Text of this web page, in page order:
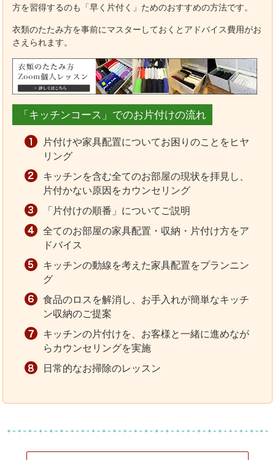
方を習得するのも「早く片付く」ためのおすすめの方法です。
衣類のたたみ方を事前にマスターしておくとアドバイス費用がお
さえられます。
「キッチンコース」でのお片付けの流れ
片付けや家具配置についてお困りのことをヒヤ
リング
キッチンを含む全てのお部屋の現状を拝見し、
片付かない原因をカウンセリング
「片付けの順番」についてご説明
全てのお部屋の家具配置・収納・片付け方をア
ドバイス
キッチンの動線を考えた家具配置をプランニン
グ
食品のロスを解消し、お手入れが簡単なキッチ
ン収納のご提案
キッチンの片付けを、お客様と一緒に進めなが
らカウンセリングを実施
日常的なお掃除のレッスン